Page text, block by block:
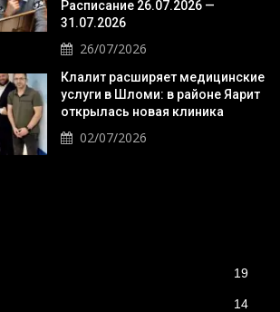
Расписание 26.07.2026 —
31.07.2026
26/07/2026
Клалит расширяет медицинские
услуги в Шломи: в районе Яарит
открылась новая клиника
02/07/2026
19
14